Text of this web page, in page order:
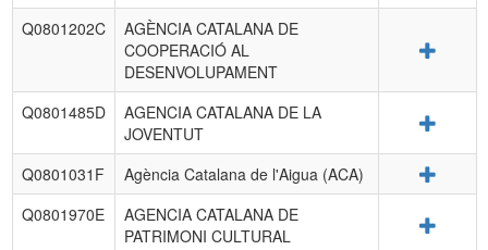
Q0801202C
AGÈNCIA CATALANA DE
COOPERACIÓ AL
DESENVOLUPAMENT
Q0801485D
AGENCIA CATALANA DE LA
JOVENTUT
Q0801031F Agència Catalana de l'Aigua (ACA)
Q0801970E
AGENCIA CATALANA DE
PATRIMONI CULTURAL